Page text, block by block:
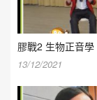
膠戰2 生物正音學
13/12/2021